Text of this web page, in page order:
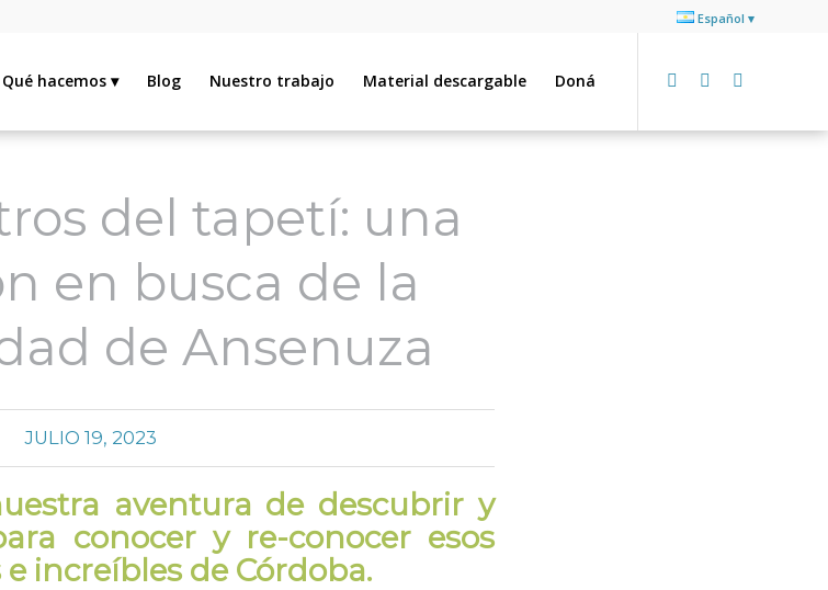
Español
Qué hacemos Blog Nuestro trabajo Material descargable Doná
del tapetí: una
en busca de la
de Ansenuza
JULIO 19, 2023
aventura de descubrir y
conocer y re-conocer esos
increíbles de Córdoba.